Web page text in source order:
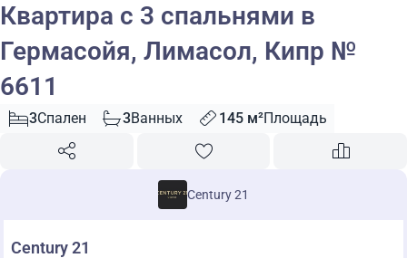
Квартира с 3 спальнями в
Гермасойя, Лимасол, Кипр №
6611
3Спален 3Ванных 145 м²Площадь
Century 21
Century 21